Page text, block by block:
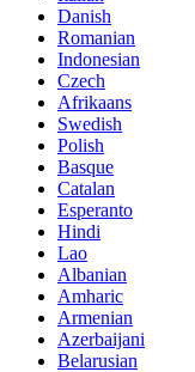
Danish
Romanian
Indonesian
Czech
Afrikaans
Swedish
Polish
Basque
Catalan
Esperanto
Hindi
Lao
Albanian
Amharic
Armenian
Azerbaijani
Belarusian